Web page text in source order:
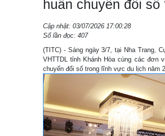
huấn chuyển đổi số
Cập nhật: 03/07/2026 17:00:28
Số lần đọc: 407
(TITC) - Sáng ngày 3/7, tại Nha Trang,
VHTTDL tỉnh Khánh Hòa cùng các đơn
chuyển đổi số trong lĩnh vực du lịch năm